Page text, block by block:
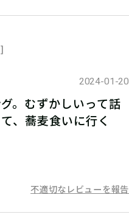
2024-01-20
。むずかしいって話
、蕎麦食いに行く
不適切なレビューを報告